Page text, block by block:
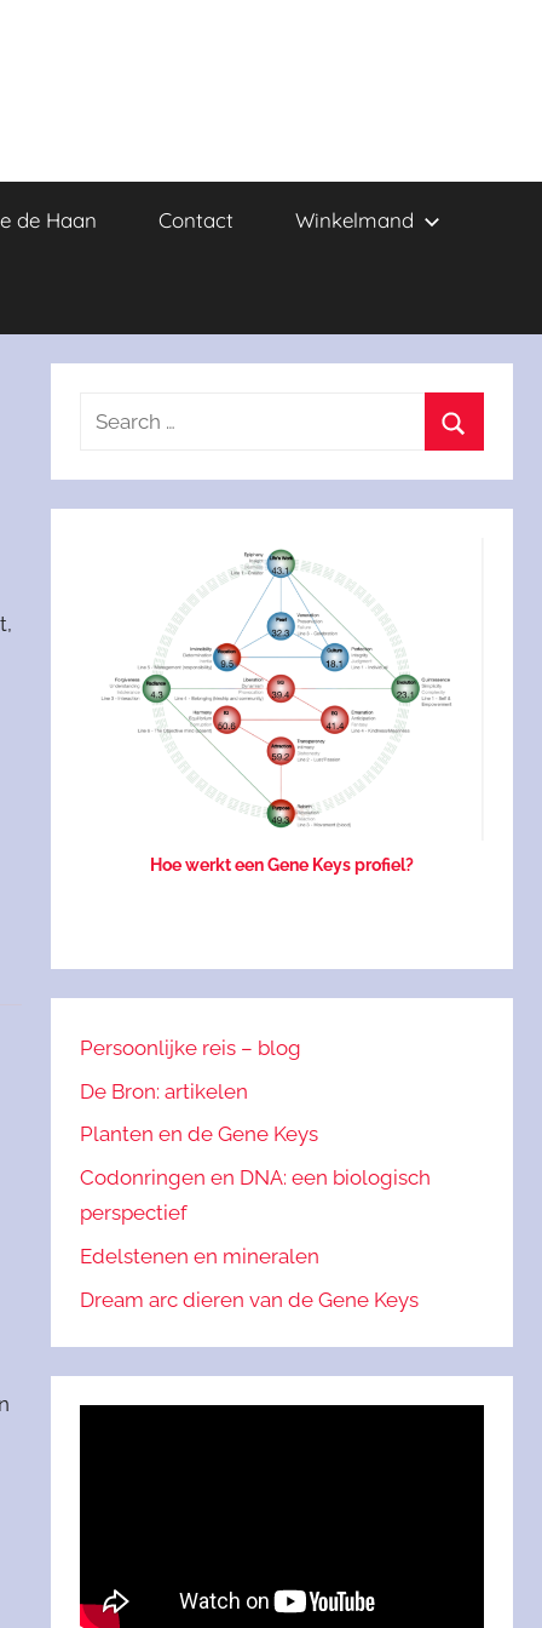
de Haan Contact Winkelmand
Search
Hoe werkt een Gene Keys profiel?
Persoonlijke reis – blog
De Bron: artikelen
Planten en de Gene Keys
Codonringen en DNA: een biologisch
perspectief
Edelstenen en mineralen
Dream arc dieren van de Gene Keys